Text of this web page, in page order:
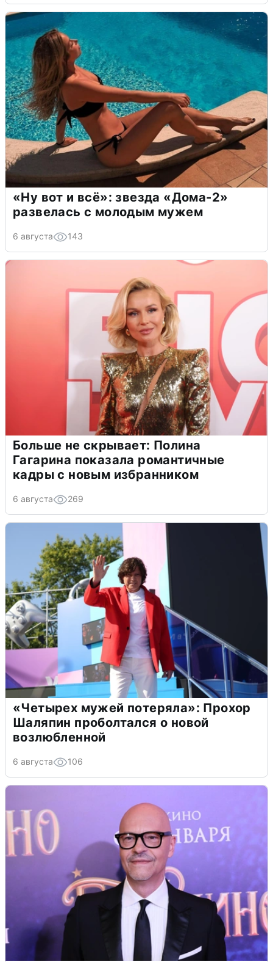
«Ну вот и всё»: звезда «Дома-2»
развелась с молодым мужем
6 августа 143
Больше не скрывает: Полина
Гагарина показала романтичные
кадры с новым избранником
6 августа 269
«Четырех мужей потеряла»: Прохор
Шаляпин проболтался о новой
возлюбленной
6 августа 106